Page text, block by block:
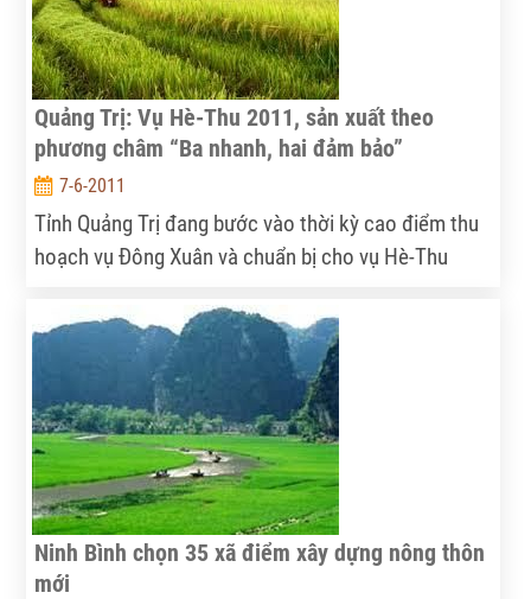
Quảng Trị: Vụ Hè-Thu 2011, sản xuất theo
phương châm “Ba nhanh, hai đảm bảo”
7-6-2011
Tỉnh Quảng Trị đang bước vào thời kỳ cao điểm thu
hoạch vụ Đông Xuân và chuẩn bị cho vụ Hè-Thu
đầu năm nên lịch thời vụ của vụ Hè-Thu năm nay đã
bị chậm từ 1-1,5 tháng so với kế hoạch đã đề ra. Dự
báo trong vụ Hè-Thu này, Quảng Trị có thể đối mặt
với các trận lũ chính vụ trong tháng 9.
Ninh Bình chọn 35 xã điểm xây dựng nông thôn
mới